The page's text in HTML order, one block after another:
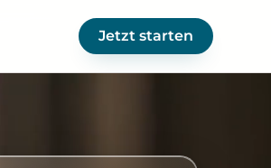
Jetzt starten